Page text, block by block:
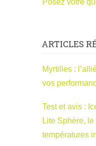
Posez votre
ARTICLES
Myrtilles :
vos
Test et avis :
Lite Sphère,
températures